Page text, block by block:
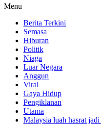
Menu
Berita Terkini
Semasa
Hiburan
Politik
Niaga
Luar Negara
Anggun
Viral
Gaya Hidup
Pengiklanan
Utama
Malaysia luah hasrat